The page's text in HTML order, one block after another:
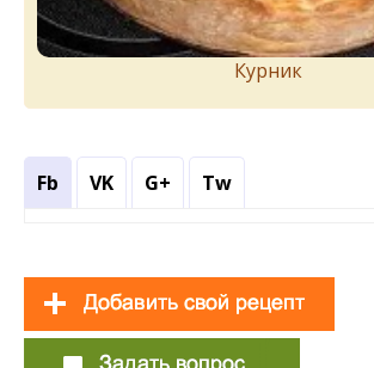
Курник
Fb VK G+ Tw